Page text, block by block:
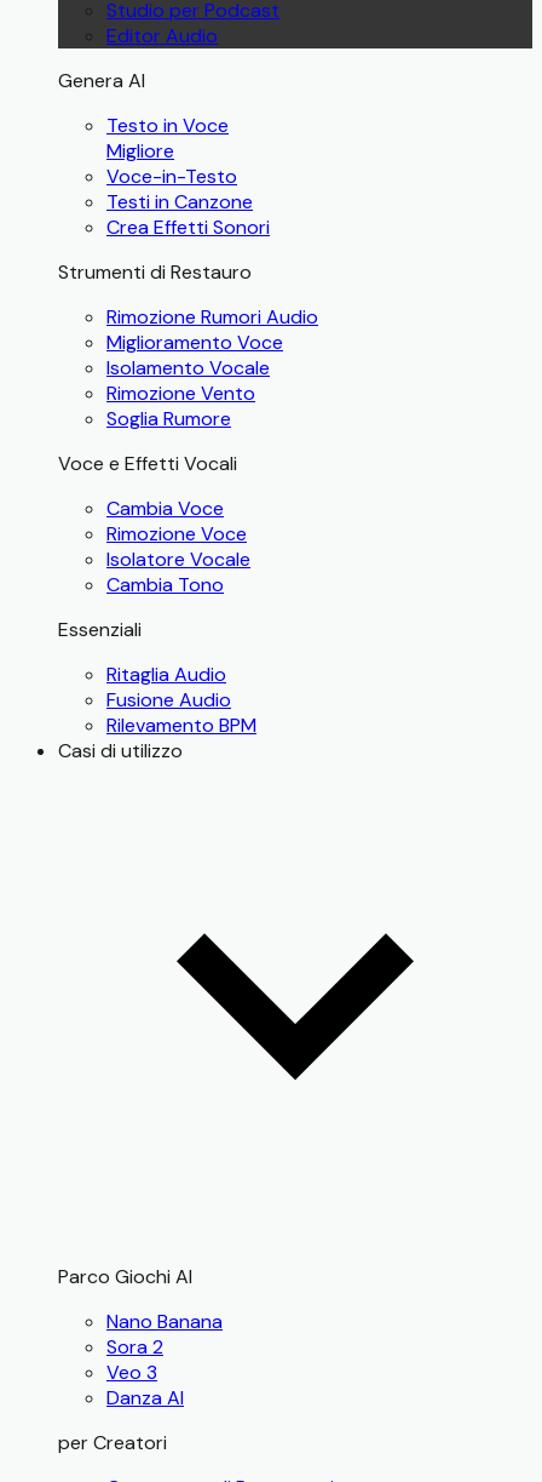
Studio per Podcast
Editor Audio
Genera AI
Testo in Voce
Migliore
Voce-in-Testo
Testi in Canzone
Crea Effetti Sonori
Strumenti di Restauro
Rimozione Rumori Audio
Miglioramento Voce
Isolamento Vocale
Rimozione Vento
Soglia Rumore
Voce e Effetti Vocali
Cambia Voce
Rimozione Voce
Isolatore Vocale
Cambia Tono
Essenziali
Ritaglia Audio
Fusione Audio
Rilevamento BPM
Casi di utilizzo
Parco Giochi AI
Nano Banana
Sora 2
Veo 3
Danza AI
per Creatori